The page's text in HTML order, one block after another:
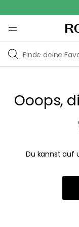
Ooops,
Du kannst auf